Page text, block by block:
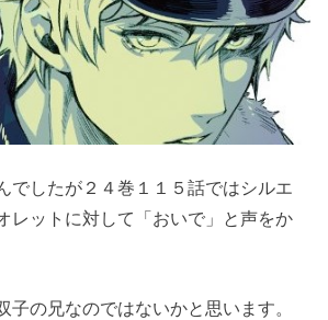
でしたが２４巻１１５話ではシルエ
レットに対して「おいで」と声をか
子の兄なのではないかと思います。